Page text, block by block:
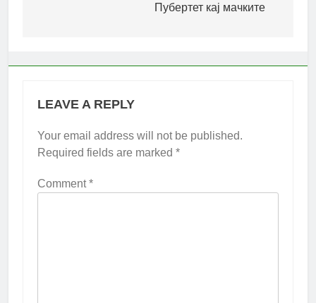
Пубертет кај мачките
LEAVE A REPLY
Your email address will not be published.
Required fields are marked *
Comment*